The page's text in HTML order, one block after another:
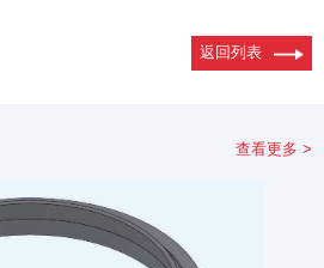
返回列表
查看更多 >